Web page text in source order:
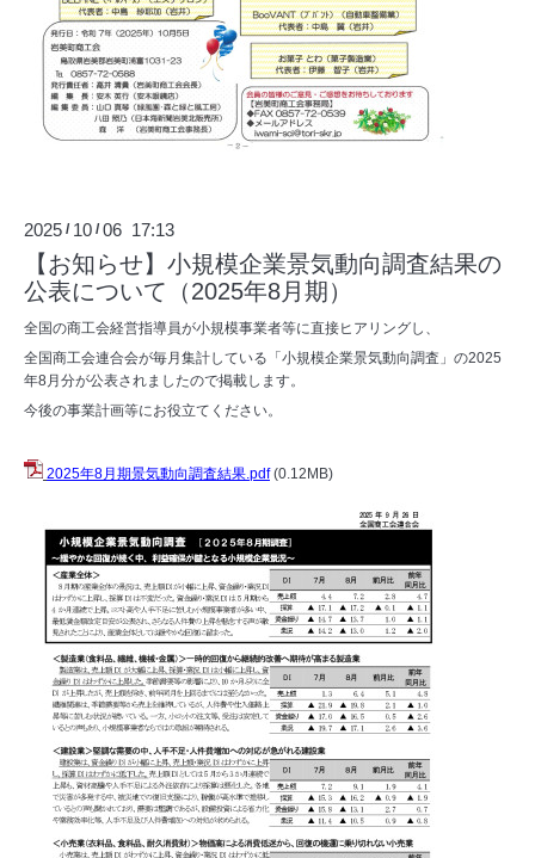
2025 / 10 /06 17:13
【お知らせ】小規模企業景気動向調査結果の
公表について（2025年8月期）
全国の商工会経営指導員が小規模事業者等に直接ヒアリングし、
全国商工会連合会が毎月集計している「小規模企業景気動向調査」の2025
年8月分が公表されましたので掲載します。
今後の事業計画等にお役立てください。
2025年8月期景気動向調査結果.pdf (0.12MB)